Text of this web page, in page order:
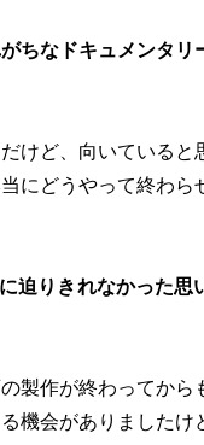
ちなドキュメンタリ
けど、向いていると
にどうやって終わら
迫りきれなかった思
製作が終わってから
機会がありましたけ